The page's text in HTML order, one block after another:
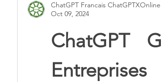
ChatGPT Francais ChatGPTXOnline
Oct 09, 2024
ChatGPT